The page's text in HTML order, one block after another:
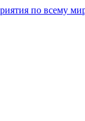
по всему